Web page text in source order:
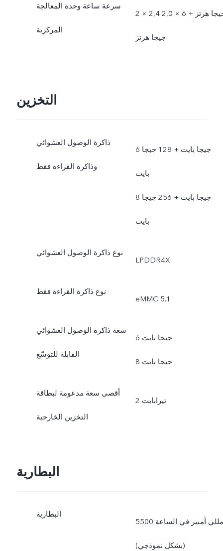
سرعة ساعة وحدة المعالجة
المركزية
2 × 2,4 جيجا هرتز + 6 × 2,0
جيجا هرتز
التخزين
ذاكرة الوصول العشوائي
وذاكرة القراءة فقط
6 جيجا بايت + 128 جيجا
بايت
8 جيجا بايت + 256 جيجا
بايت
نوع ذاكرة الوصول العشوائي
LPDDR4X
نوع ذاكرة القراءة فقط
eMMC 5.1
سعة ذاكرة الوصول العشوائي
القابلة للتوسّع
6 جيجا بايت
8 جيجا بايت
أقصى سعة مدعومة لبطاقة
التخزين الخارجية
2 تيرابايت
البطارية
البطارية
5500 مللي أمبير في الساعة
(بشكل نموذجي)